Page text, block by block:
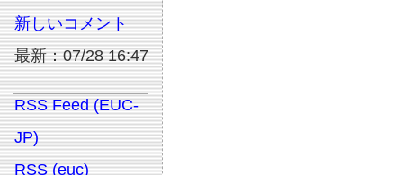
新しいコメント
最新：07/28 16:47
RSS Feed (EUC-
JP)
RSS (euc)